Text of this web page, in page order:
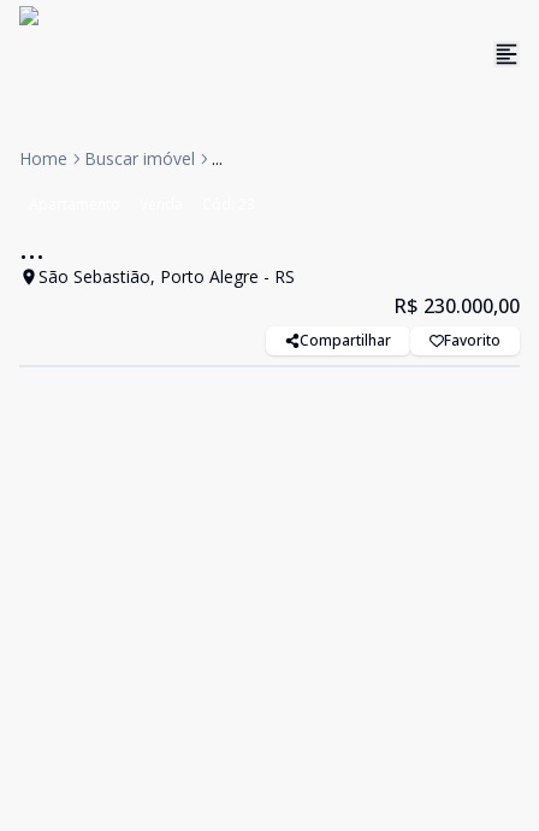
Home Buscar imóvel ...
...
São Sebastião, Porto Alegre - RS
R$ 230.000,00
Compartilhar Favorito